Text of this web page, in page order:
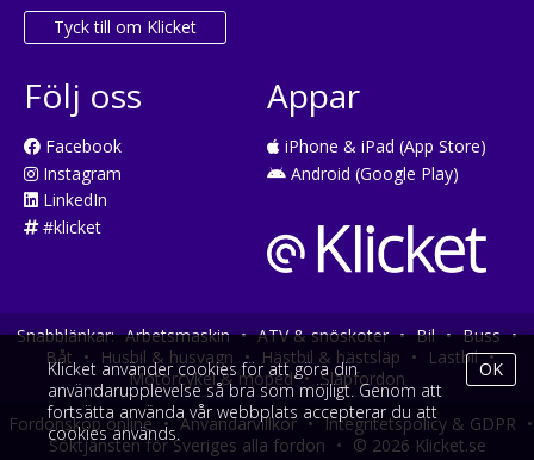
Tyck till om Klicket
Följ oss
Facebook
Instagram
LinkedIn
#klicket
Appar
iPhone & iPad (App Store)
Android (Google Play)
Snabblänkar: Arbetsmaskin • ATV & snöskoter • Bil • Buss •
Båt • Husbil & husvagn • Hästbil & hästsläp • Lastbil •
Motorcykel & moped • Släpfordon
Fordonsköp online • Användarvillkor • Integritetspolicy & GDPR •
Söktjänsten för Sveriges alla fordon • © 2026 Klicket.se
Klicket använder cookies för att göra din
användarupplevelse så bra som möjligt. Genom att
fortsätta använda vår webbplats accepterar du att
cookies används.
OK